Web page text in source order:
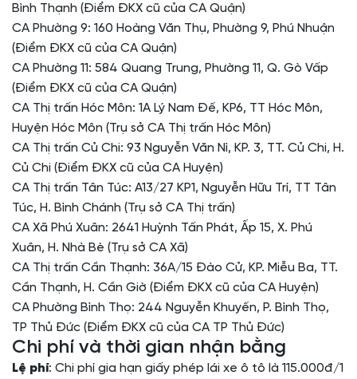
Bình Thạnh (Điểm ĐKX cũ của CA Quận)
CA Phường 9: 160 Hoàng Văn Thụ, Phường 9, Phú Nhuận
(Điểm ĐKX cũ của CA Quận)
CA Phường 11: 584 Quang Trung, Phường 11, Q. Gò Vấp
(Điểm ĐKX cũ của CA Quận)
CA Thị trấn Hóc Môn: 1A Lý Nam Đế, KP6, TT Hóc Môn,
Huyện Hóc Môn (Trụ sở CA Thị trấn Hóc Môn)
CA Thị trấn Củ Chi: 93 Nguyễn Văn Nì, KP. 3, TT. Củ Chi, H.
Củ Chi (Điểm ĐKX cũ của CA Huyện)
CA Thị trấn Tân Túc: A13/27 KP1, Nguyễn Hữu Trí, TT Tân
Túc, H. Bình Chánh (Trụ sở CA Thị trấn)
CA Xã Phú Xuân: 2641 Huỳnh Tấn Phát, Ấp 15, X. Phú
Xuân, H. Nhà Bè (Trụ sở CA Xã)
CA Thị trấn Cần Thạnh: 36A/15 Đào Cử, KP. Miễu Ba, TT.
Cần Thạnh, H. Cần Giờ (Điểm ĐKX cũ của CA Huyện)
CA Phường Bình Thọ: 244 Nguyễn Khuyến, P. Bình Thọ,
TP Thủ Đức (Điểm ĐKX cũ của CA TP Thủ Đức)
Chi phí và thời gian nhận bằng
Lệ phí: Chi phí gia hạn giấy phép lái xe ô tô là 115.000đ/1